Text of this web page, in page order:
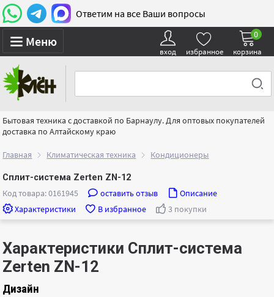
Ответим на все Ваши вопросы
Меню
вход избранное корзина
0
Бытовая техника с доставкой по Барнаулу. Для оптовых покупателей
доставка по Алтайскому краю
Главная Климатическая техника Кондиционеры
Сплит-система Zerten ZN-12
Код товара: 0161945 оставить отзыв
Описание
Характеристики
В избранное 3 покупки
Характеристики Сплит-система
Zerten ZN-12
Дизайн